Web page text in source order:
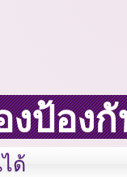
งป้อง
ด้